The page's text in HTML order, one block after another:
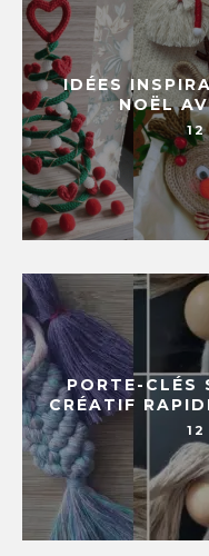
IDÉES
NOËL
PORTE-CLÉS
CRÉATIF